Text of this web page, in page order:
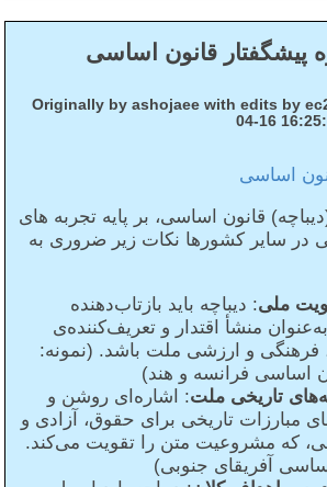
پیشگفتار قانون اساسی
(1.3) Originally by ashojaee with edits by
04-16
اساسی
قانون اساسی، بر پایه تجربه‌ های
در سایر کشورها نکات زیر ضروری به
ملی: دیباچه باید بازتاب‌دهنده
منشأ اقتدار و تعریف‌کننده‌ی
فرهنگی و ارزشی ملت باشد. (نمونه:
اساسی فرانسه و هند)
تاریخی ملت: اشاره‌ای روشن و
مبارزات تاریخی برای حقوق، آزادی و
که مشروعیت متن را تقویت می‌کند.
آفریقای جنوبی)